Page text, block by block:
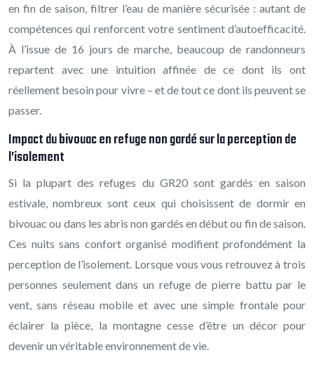
en fin de saison, filtrer l’eau de manière sécurisée : autant de
compétences qui renforcent votre sentiment d’autoefficacité.
À l’issue de 16 jours de marche, beaucoup de randonneurs
repartent avec une intuition affinée de ce dont ils ont
réellement besoin pour vivre – et de tout ce dont ils peuvent se
passer.
Impact du bivouac en refuge non gardé sur la perception de
l’isolement
Si la plupart des refuges du GR20 sont gardés en saison
estivale, nombreux sont ceux qui choisissent de dormir en
bivouac ou dans les abris non gardés en début ou fin de saison.
Ces nuits sans confort organisé modifient profondément la
perception de l’isolement. Lorsque vous vous retrouvez à trois
personnes seulement dans un refuge de pierre battu par le
vent, sans réseau mobile et avec une simple frontale pour
éclairer la pièce, la montagne cesse d’être un décor pour
devenir un véritable environnement de vie.